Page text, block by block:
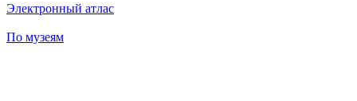
Электронный атлас
По музеям